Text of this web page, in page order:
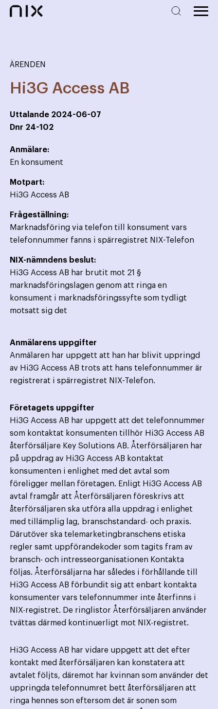
ÄRENDEN
Hi3G Access AB
Uttalande 2024-06-07
Dnr 24-102
Anmälare:
En konsument
Motpart:
Hi3G Access AB
Frågeställning:
Marknadsföring via telefon till konsument vars
telefonnummer fanns i spärregistret NIX-Telefon
NIX-nämndens beslut:
Hi3G Access AB har brutit mot 21 §
marknadsföringslagen genom att ringa en
konsument i marknadsföringssyfte som tydligt
motsatt sig det
Anmälarens uppgifter
Anmälaren har uppgett att han har blivit uppringd
av Hi3G Access AB trots att hans telefonnummer är
registrerat i spärregistret NIX-Telefon.
Företagets uppgifter
Hi3G Access AB har uppgett att det telefonnummer
som kontaktat konsumenten tillhör Hi3G Access AB
återförsäljare Key Solutions AB. Återförsäljaren har
på uppdrag av Hi3G Access AB kontaktat
konsumenten i enlighet med det avtal som
föreligger mellan företagen. Enligt Hi3G Access AB
avtal framgår att Återförsäljaren föreskrivs att
återförsäljaren ska utföra alla uppdrag i enlighet
med tillämplig lag, branschstandard- och praxis.
Därutöver ska telemarketingbranschens etiska
regler samt uppförandekoder som tagits fram av
bransch- och intresseorganisationen Kontakta
följas. Återförsäljarna har således i förhållande till
Hi3G Access AB förbundit sig att enbart kontakta
konsumenter vars telefonnummer inte återfinns i
NIX-registret. De ringlistor Återförsäljaren använder
tvättas därmed kontinuerligt mot NIX-registret.
Hi3G Access AB har vidare uppgett att det efter
kontakt med återförsäljaren kan konstatera att
avtalet följts, däremot har kvinnan som använder det
uppringda telefonnumret bett återförsäljaren att
ringa hennes son eftersom det är sonen som